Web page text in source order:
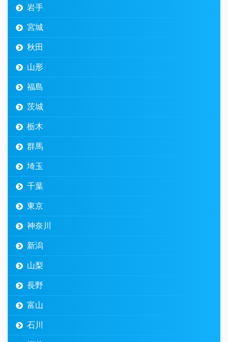
岩手
宮城
秋田
山形
福島
茨城
栃木
群馬
埼玉
千葉
東京
神奈川
新潟
山梨
長野
富山
石川